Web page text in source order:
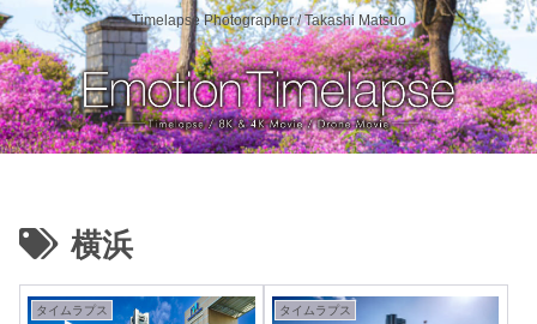
Timelapse Photographer / Takashi Matsuo
横浜
タイムラプス タイムラプス